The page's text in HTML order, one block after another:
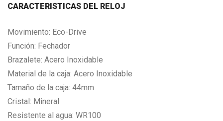
CARACTERISTICAS DEL RELOJ
Movimiento: Eco-Drive
Función: Fechador
Brazalete: Acero Inoxidable
Material de la caja: Acero Inoxidable
Tamaño de la caja: 44mm
Cristal: Mineral
Resistente al agua: WR100